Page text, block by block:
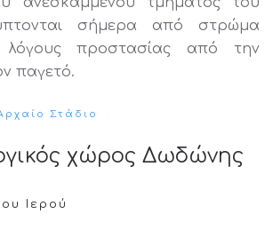
σήμερα από στρώμα
λόγους προστασίας από την
παγετό.
Στάδιο
χώρος Δωδώνης
Ιερού